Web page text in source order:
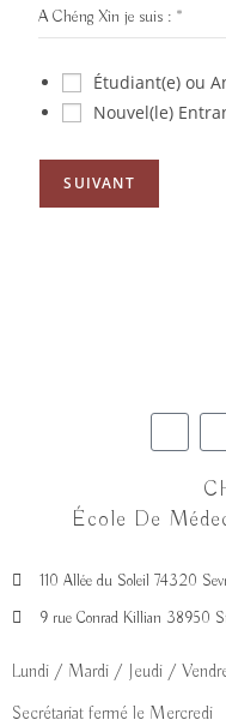
A Chéng Xìn je suis :*
Étudiant(e) ou
Nouvel(le)
SUIVANT
École De
110 Allée du Soleil 74320
9 rue Conrad Killian 38950
Lundi / Mardi / Jeudi /
Secrétariat fermé le Mercredi